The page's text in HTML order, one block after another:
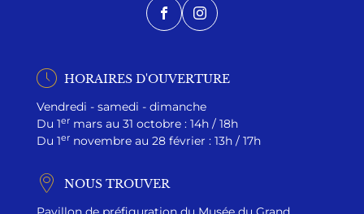
FacebookInstagram
HORAIRES D'OUVERTURE
Vendredi - samedi - dimanche
Du 1er mars au 31 octobre : 14h / 18h
Du 1er novembre au 28 février : 13h / 17h
NOUS TROUVER